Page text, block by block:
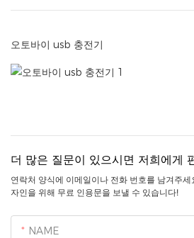
오토바이 usb 충전기
더 많은 질문이 있으시면 저희에게
연락처 양식에 이메일이나 전화 번호를 남겨주
자인을 위해 무료 인용문을 보낼 수 있습니다!
NAME